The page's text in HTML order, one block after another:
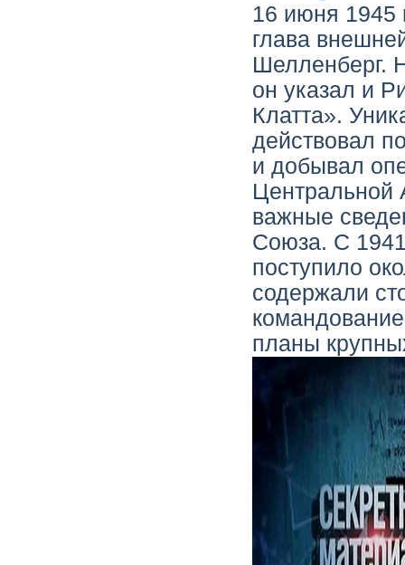
16 июня 1945
глава
Шелленберг.
он указал и
Клатта».
действовал
и добывал
Центральной
важные
Союза. С
поступило
содержали
планы